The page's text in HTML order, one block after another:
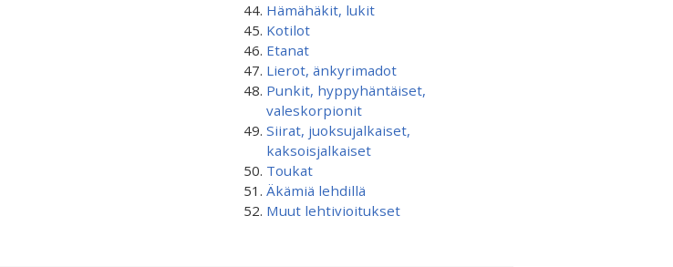
Hämähäkit, lukit
Kotilot
Etanat
Lierot, änkyrimadot
Punkit, hyppyhäntäiset,
valeskorpionit
Siirat, juoksujalkaiset,
kaksoisjalkaiset
Toukat
Äkämiä lehdillä
Muut lehtivioitukset